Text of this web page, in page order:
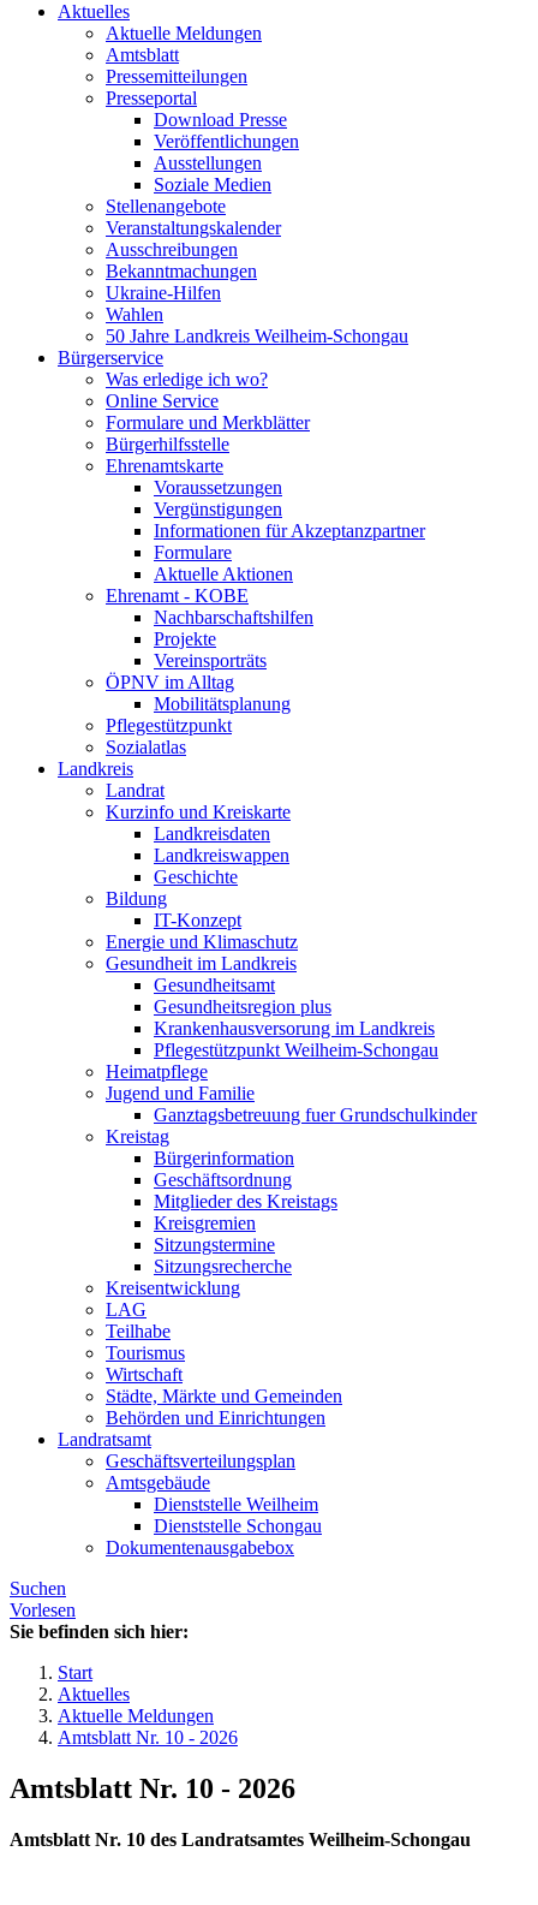
Aktuelles
Aktuelle Meldungen
Amtsblatt
Pressemitteilungen
Presseportal
Download Presse
Veröffentlichungen
Ausstellungen
Soziale Medien
Stellenangebote
Veranstaltungskalender
Ausschreibungen
Bekanntmachungen
Ukraine-Hilfen
Wahlen
50 Jahre Landkreis Weilheim-Schongau
Bürgerservice
Was erledige ich wo?
Online Service
Formulare und Merkblätter
Bürgerhilfsstelle
Ehrenamtskarte
Voraussetzungen
Vergünstigungen
Informationen für Akzeptanzpartner
Formulare
Aktuelle Aktionen
Ehrenamt - KOBE
Nachbarschaftshilfen
Projekte
Vereinsporträts
ÖPNV im Alltag
Mobilitätsplanung
Pflegestützpunkt
Sozialatlas
Landkreis
Landrat
Kurzinfo und Kreiskarte
Landkreisdaten
Landkreiswappen
Geschichte
Bildung
IT-Konzept
Energie und Klimaschutz
Gesundheit im Landkreis
Gesundheitsamt
Gesundheitsregion plus
Krankenhausversorung im Landkreis
Pflegestützpunkt Weilheim-Schongau
Heimatpflege
Jugend und Familie
Ganztagsbetreuung fuer Grundschulkinder
Kreistag
Bürgerinformation
Geschäftsordnung
Mitglieder des Kreistags
Kreisgremien
Sitzungstermine
Sitzungsrecherche
Kreisentwicklung
LAG
Teilhabe
Tourismus
Wirtschaft
Städte, Märkte und Gemeinden
Behörden und Einrichtungen
Landratsamt
Geschäftsverteilungsplan
Amtsgebäude
Dienststelle Weilheim
Dienststelle Schongau
Dokumentenausgabebox
Suchen
Vorlesen
Sie befinden sich hier:
Start
Aktuelles
Aktuelle Meldungen
Amtsblatt Nr. 10 - 2026
Amtsblatt Nr. 10 - 2026
Amtsblatt Nr. 10 des Landratsamtes Weilheim-Schongau